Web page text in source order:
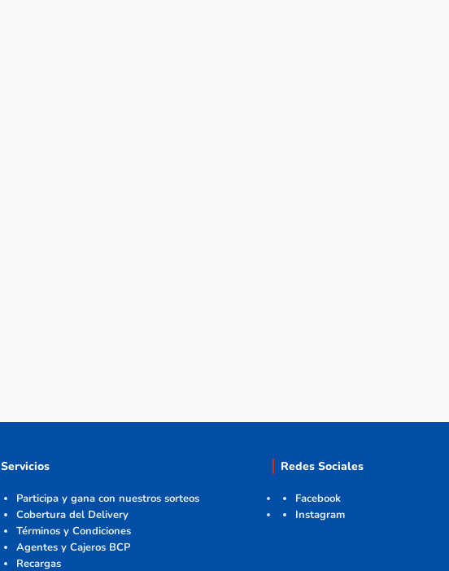
Servicios
Participa y gana con nuestros sorteos
Cobertura del Delivery
Términos y Condiciones
Agentes y Cajeros BCP
Recargas
Redes Sociales
Facebook
Instagram